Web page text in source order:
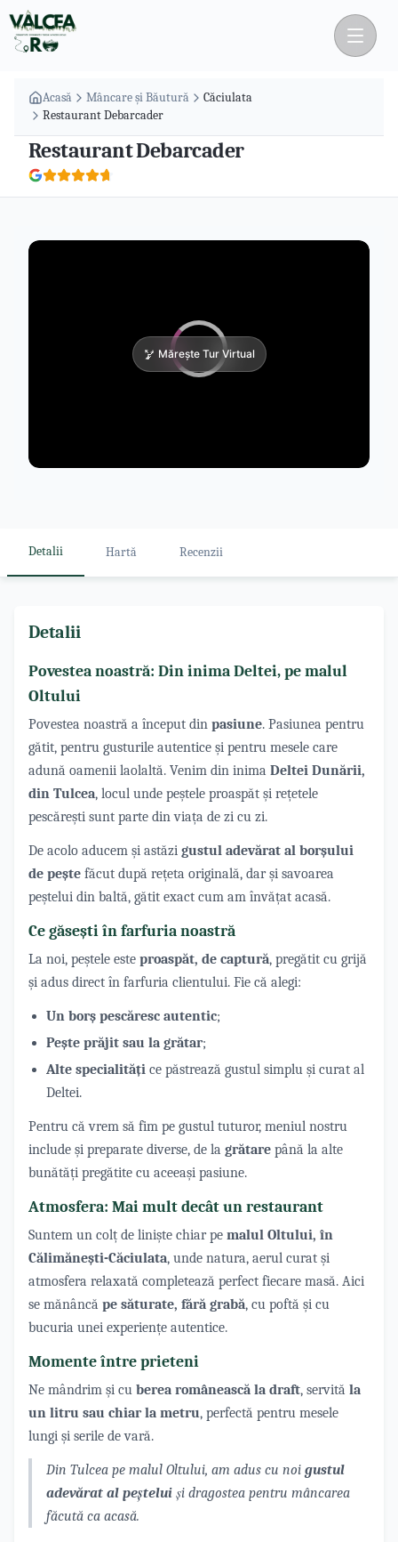
Acasă Mâncare și Băutură
Căciulata
Restaurant Debarcader
Restaurant Debarcader
Mărește Tur Virtual
Detalii Hartă Recenzii
Detalii
Povestea noastră: Din inima Deltei, pe malul
Oltului
Povestea noastră a început din pasiune. Pasiunea pentru
gătit, pentru gusturile autentice și pentru mesele care
adună oamenii laolaltă. Venim din inima Deltei Dunării,
din Tulcea, locul unde peștele proaspăt și rețetele
pescărești sunt parte din viața de zi cu zi.
De acolo aducem și astăzi gustul adevărat al borșului
de pește făcut după rețeta originală, dar și savoarea
peștelui din baltă, gătit exact cum am învățat acasă.
Ce găsești în farfuria noastră
La noi, peștele este proaspăt, de captură, pregătit cu grijă
și adus direct în farfuria clientului. Fie că alegi:
Un borș pescăresc autentic;
Pește prăjit sau la grătar;
Alte specialități ce păstrează gustul simplu și curat al
Deltei.
Pentru că vrem să fim pe gustul tuturor, meniul nostru
include și preparate diverse, de la grătare până la alte
bunătăți pregătite cu aceeași pasiune.
Atmosfera: Mai mult decât un restaurant
Suntem un colț de liniște chiar pe malul Oltului, în
Călimănești-Căciulata, unde natura, aerul curat și
atmosfera relaxată completează perfect fiecare masă. Aici
se mănâncă pe săturate, fără grabă, cu poftă și cu
bucuria unei experiențe autentice.
Momente între prieteni
Ne mândrim și cu berea românească la draft, servită la
un litru sau chiar la metru, perfectă pentru mesele
lungi și serile de vară.
Din Tulcea pe malul Oltului, am adus cu noi gustul
adevărat al peștelui și dragostea pentru mâncarea
făcută ca acasă.